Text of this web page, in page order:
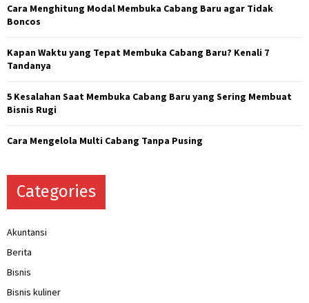
Cara Menghitung Modal Membuka Cabang Baru agar Tidak
Boncos
Kapan Waktu yang Tepat Membuka Cabang Baru? Kenali 7
Tandanya
5 Kesalahan Saat Membuka Cabang Baru yang Sering Membuat
Bisnis Rugi
Cara Mengelola Multi Cabang Tanpa Pusing
Categories
Akuntansi
Berita
Bisnis
Bisnis kuliner